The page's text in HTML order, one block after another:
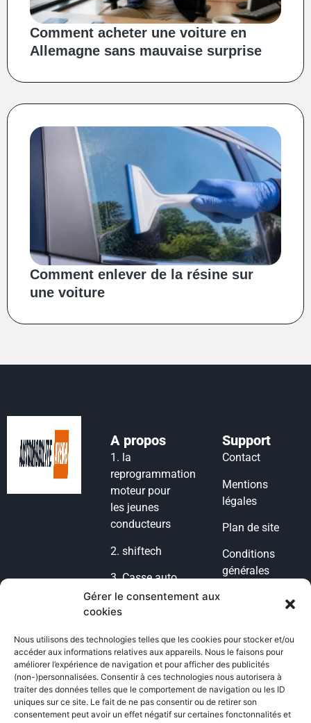
Gérer le consentement aux
cookies
Nous utilisons des technologies telles que les cookies pour stocker et/ou
accéder aux informations relatives aux appareils. Nous le faisons pour
améliorer l’expérience de navigation et pour afficher des publicités
(non-)personnalisées. Consentir à ces technologies nous autorisera à
traiter des données telles que le comportement de navigation ou les ID
uniques sur ce site. Le fait de ne pas consentir ou de retirer son
consentement peut avoir un effet négatif sur certaines fonctonnalités et
Comment acheter une voiture en
Allemagne sans mauvaise surprise
Comment enlever de la résine sur
une voiture
A propos
1. la
reprogrammation
moteur pour
les jeunes
conducteurs
2.shiftech
3.Casse auto
lyon
77
5.POG
Voiture
6.casse auto
Support
Contact
Mentions
légales
Plan de site
Conditions
générales
vente
Politique de
cookies
Politique de